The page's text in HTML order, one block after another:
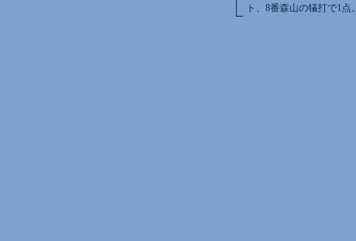
ト、8番森山の犠打で1点